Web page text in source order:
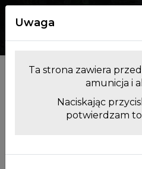
Filtrowanie produktów
Montaże do lunet
Uwaga
Ta strona zawiera
amunicja i
Naciskając
potwierdzam